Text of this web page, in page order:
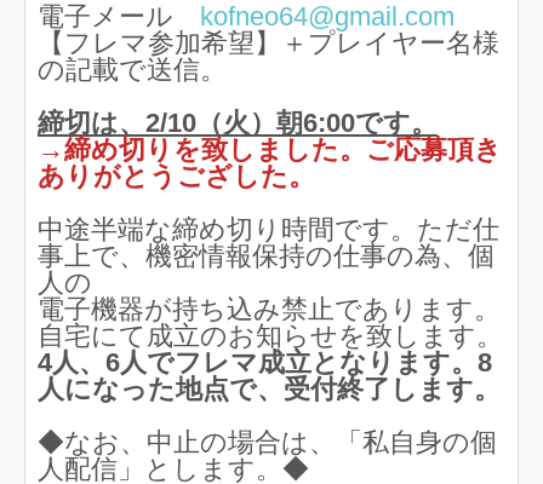
電子メール kofneo64@gmail.com
【フレマ参加希望】＋プレイヤー名様
の記載で送信。
締切は、2/10（火）朝6:00です。
→締め切りを致しました。ご応募頂き
ありがとうござした。
中途半端な締め切り時間です。ただ仕
事上で、機密情報保持の仕事の為、個
人の
電子機器が持ち込み禁止であります。
自宅にて成立のお知らせを致します。
4人、6人でフレマ成立となります。8
人になった地点で、受付終了します。
◆なお、中止の場合は、「私自身の個
人配信」とします。◆